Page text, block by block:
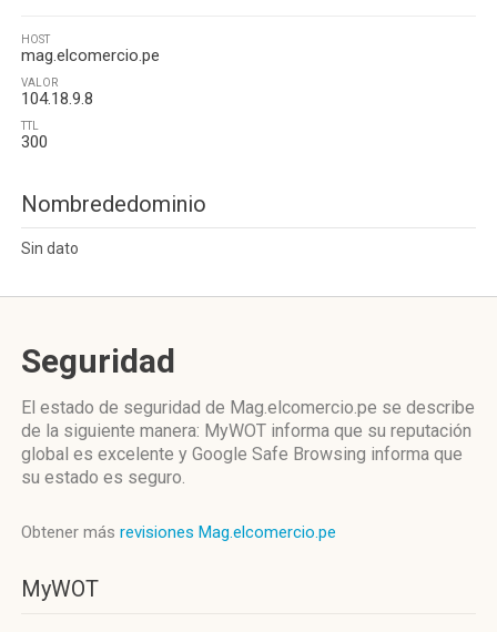
HOST
mag.elcomercio.pe
VALOR
104.18.9.8
TTL
300
Nombrededominio
Sin dato
Seguridad
El estado de seguridad de Mag.elcomercio.pe se describe
de la siguiente manera: MyWOT informa que su reputación
global es excelente y Google Safe Browsing informa que
su estado es seguro.
Obtener más revisiones Mag.elcomercio.pe
MyWOT